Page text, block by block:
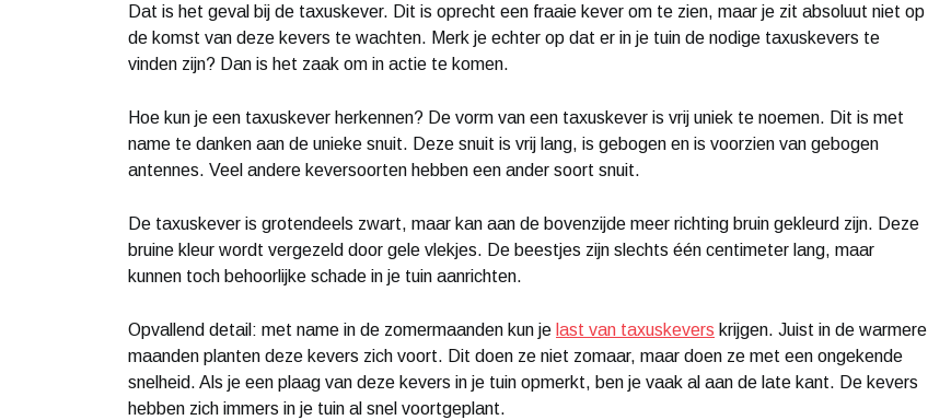
Dat is het geval bij de taxuskever. Dit is oprecht een fraaie kever om te zien, maar je zit absoluut niet op
de komst van deze kevers te wachten. Merk je echter op dat er in je tuin de nodige taxuskevers te
vinden zijn? Dan is het zaak om in actie te komen.
Hoe kun je een taxuskever herkennen? De vorm van een taxuskever is vrij uniek te noemen. Dit is met
name te danken aan de unieke snuit. Deze snuit is vrij lang, is gebogen en is voorzien van gebogen
antennes. Veel andere keversoorten hebben een ander soort snuit.
De taxuskever is grotendeels zwart, maar kan aan de bovenzijde meer richting bruin gekleurd zijn. Deze
bruine kleur wordt vergezeld door gele vlekjes. De beestjes zijn slechts één centimeter lang, maar
kunnen toch behoorlijke schade in je tuin aanrichten.
Opvallend detail: met name in de zomermaanden kun je last van taxuskevers krijgen. Juist in de warmere
maanden planten deze kevers zich voort. Dit doen ze niet zomaar, maar doen ze met een ongekende
snelheid. Als je een plaag van deze kevers in je tuin opmerkt, ben je vaak al aan de late kant. De kevers
hebben zich immers in je tuin al snel voortgeplant.